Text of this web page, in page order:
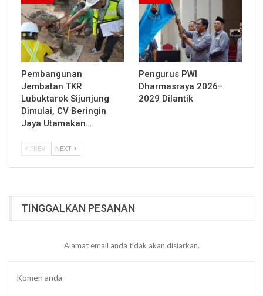
Pembangunan
Jembatan TKR
Lubuktarok Sijunjung
Dimulai, CV Beringin
Jaya Utamakan…
Pengurus PWI
Dharmasraya 2026–
2029 Dilantik
PREV NEXT
TINGGALKAN PESANAN
Alamat email anda tidak akan disiarkan.